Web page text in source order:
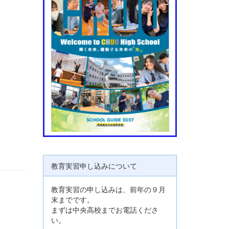
教育実習申し込みについて
教育実習の申し込みは、前年の９月
末までです。
まずは中央高校までお電話くださ
い。